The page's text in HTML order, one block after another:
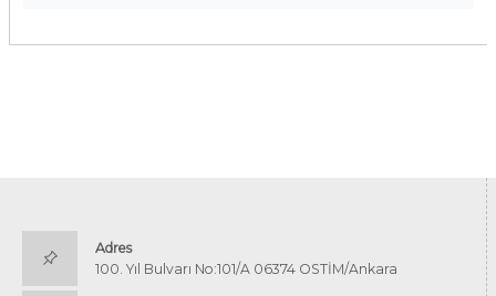
Adres
100. Yıl Bulvarı No:101/A 06374 OSTİM/Ankara